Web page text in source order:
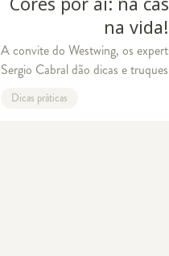
na vida!
A convite do Westwing, os
Sergio Cabral dão dicas e
Natalia Maruyama O período de isolamento social e a
vontade de transformar e dar mais
Dicas práticas